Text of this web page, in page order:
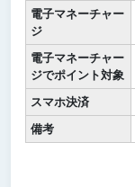
電子マネーチャー
ジ
電子マネーチャー
ジでポイント対象
スマホ決済
備考